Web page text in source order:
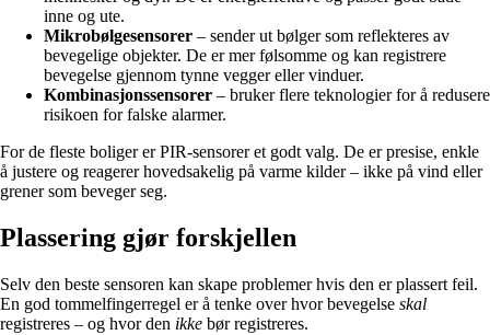
inne og ute.
Mikrobølgesensorer – sender ut bølger som reflekteres av
bevegelige objekter. De er mer følsomme og kan registrere
bevegelse gjennom tynne vegger eller vinduer.
Kombinasjonssensorer – bruker flere teknologier for å redusere
risikoen for falske alarmer.
For de fleste boliger er PIR-sensorer et godt valg. De er presise, enkle
å justere og reagerer hovedsakelig på varme kilder – ikke på vind eller
grener som beveger seg.
Plassering gjør forskjellen
Selv den beste sensoren kan skape problemer hvis den er plassert feil.
En god tommelfingerregel er å tenke over hvor bevegelse skal
registreres – og hvor den ikke bør registreres.